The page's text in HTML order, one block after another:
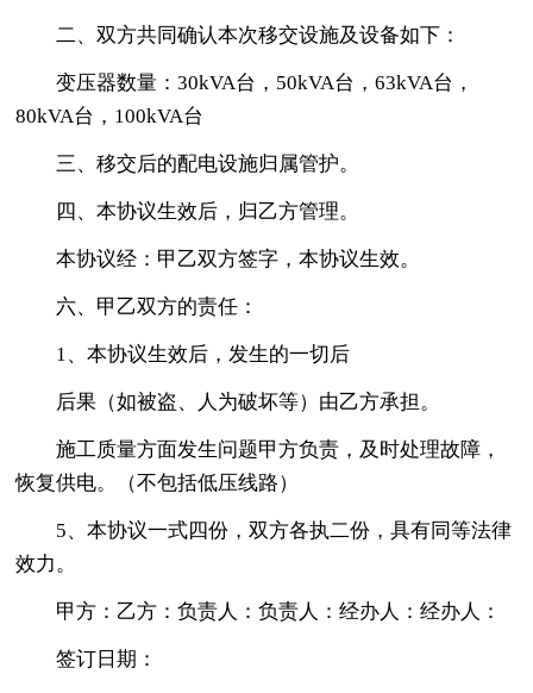
二、双方共同确认本次移交设施及设备如下：
变压器数量：30kVA台，50kVA台，63kVA台，
80kVA台，100kVA台
三、移交后的配电设施归属管护。
四、本协议生效后，归乙方管理。
本协议经：甲乙双方签字，本协议生效。
六、甲乙双方的责任：
1、本协议生效后，发生的一切后
后果（如被盗、人为破坏等）由乙方承担。
施工质量方面发生问题甲方负责，及时处理故障，
恢复供电。（不包括低压线路）
5、本协议一式四份，双方各执二份，具有同等法律
效力。
甲方：乙方：负责人：负责人：经办人：经办人：
签订日期：